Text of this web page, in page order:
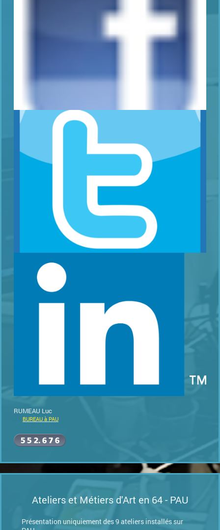
RUMEAU Luc
BUREAU à PAU
Ateliers et Métiers d'Art en 64 - PAU
Présentation uniquiement des 9 ateliers installés sur